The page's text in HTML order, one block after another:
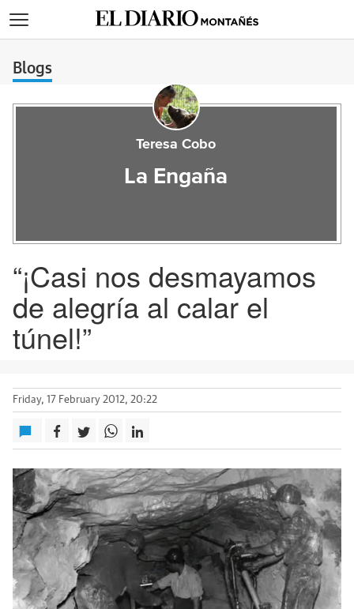
Blogs
Teresa Cobo
La Engaña
“¡Casi nos desmayamos
de alegría al calar el
túnel!”
Friday, 17 February 2012, 20:22